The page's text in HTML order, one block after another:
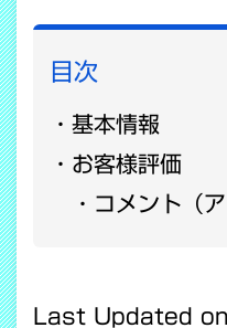
目次
基本情報
お客様評価
コメント（
Last Updated